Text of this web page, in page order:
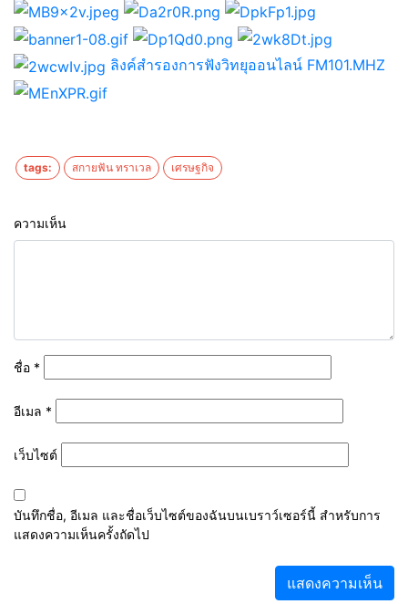
ลิงค์สำรองการฟังวิทยุออนไลน์ FM101.MHZ
tags: สกายฟัน ทราเวล เศรษฐกิจ
ความเห็น
ชื่อ *
อีเมล *
เว็บไซต์
บันทึกชื่อ, อีเมล และชื่อเว็บไซต์ของฉันบนเบราว์เซอร์นี้ สำหรับการ
แสดงความเห็นครั้งถัดไป